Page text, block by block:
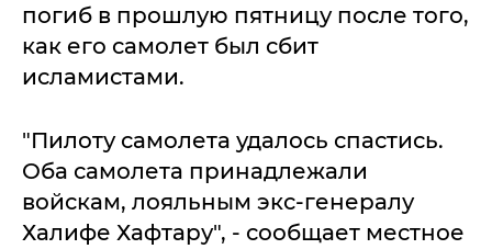
погиб в прошлую пятницу после того,
как его самолет был сбит
исламистами.
"Пилоту самолета удалось спастись.
Оба самолета принадлежали
войскам, лояльным экс-генералу
Халифе Хафтару", - сообщает местное